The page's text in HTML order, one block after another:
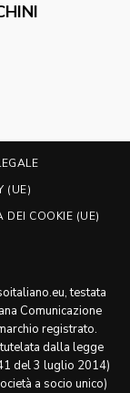
(UE)
DEI COOKIE (UE)
testata
Comunicazione
registrato.
dalla legge
del 3 luglio 2014)
a socio unico)